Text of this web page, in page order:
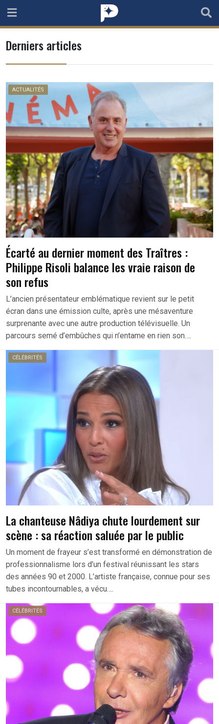
content
Derniers articles
ACTUALITÉS
Écarté au dernier moment des Traîtres :
Philippe Risoli balance les vraie raison de
son refus
L’ancien présentateur emblématique revient sur le petit
écran dans une émission culte, après une mésaventure
surprenante avec une autre production télévisuelle. Un
parcours semé d’embûches qui n’entame en rien son….
CÉLÉBRITÉS
La chanteuse Nâdiya chute lourdement sur
scène : sa réaction saluée par le public
Un moment de frayeur s’est transformé en démonstration de
professionnalisme lors d’un festival réunissant les stars
des années 90 et 2000. L’artiste française, connue pour ses
tubes incontournables, a vécu….
CÉLÉBRITÉS